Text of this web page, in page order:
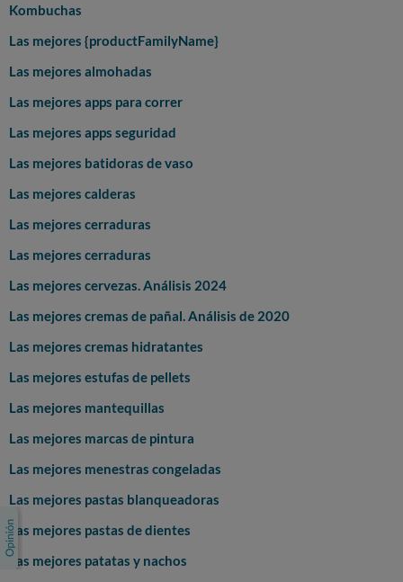
Kombuchas
Las mejores {productFamilyName}
Las mejores almohadas
Las mejores apps para correr
Las mejores apps seguridad
Las mejores batidoras de vaso
Las mejores calderas
Las mejores cerraduras
Las mejores cerraduras
Las mejores cervezas. Análisis 2024
Las mejores cremas de pañal. Análisis de 2020
Las mejores cremas hidratantes
Las mejores estufas de pellets
Las mejores mantequillas
Las mejores marcas de pintura
Las mejores menestras congeladas
Las mejores pastas blanqueadoras
Las mejores pastas de dientes
Las mejores patatas y nachos